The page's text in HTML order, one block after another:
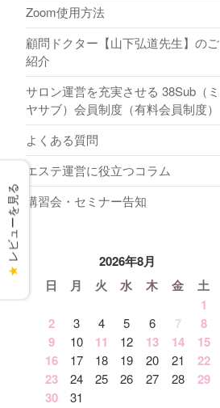
Zoom使用方法
顧問ドクター【山下弘道先生】のご
紹介
サロン運営を充実させる 38Sub（ミ
ヤサブ）会員制度（有料会員制度）
よくある質問
エステ運営に役立つコラム
講習会・セミナー告知
2026年8月
日
月 火 水 木 金
土
1
2
3 4 5 6 7
8
9
10 11 12 13 14
15
16
17 18 19 20 21
22
23
24 25 26 27 28
29
30
31
★
レビューを見る